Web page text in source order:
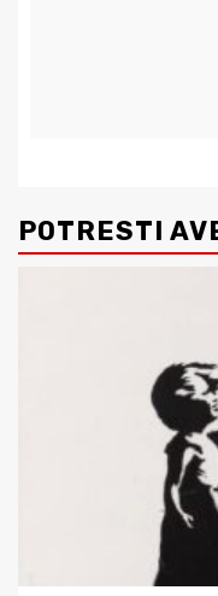
POTRESTI